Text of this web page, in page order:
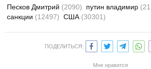
Песков Дмитрий (2090) путин владимир
санкции (12497) США (30301)
ПОДЕЛИТЬСЯ:
Мне нравится